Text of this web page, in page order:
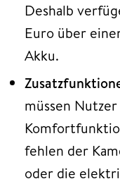
Deshalb
Euro über
Akku.
müssen
fehlen der
oder die